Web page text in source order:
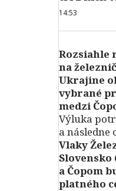
14:53
Rozsiahle
na
Ukrajine
vybrané
medzi
Výluka
a následne
Vlaky
Slovensko
a Čopom
platného